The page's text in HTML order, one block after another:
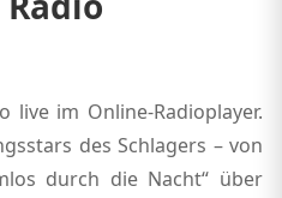
live im Online-Radioplayer.
des Schlagers – von
durch die Nacht“ über